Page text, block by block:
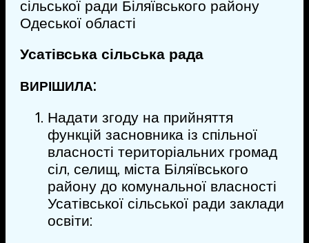
сільської ради Біляївського району
Одеської області
Усатівська сільська рада
ВИРІШИЛА:
Надати згоду на прийняття
функцій засновника із спільної
власності територіальних громад
сіл, селищ, міста Біляївського
району до комунальної власності
Усатівської сільської ради заклади
освіти: